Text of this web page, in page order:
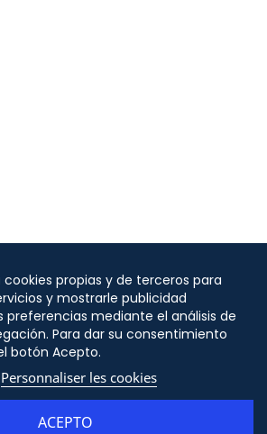
cookies propias y de terceros para
y mostrarle publicidad
preferencias mediante el análisis de
Para dar su consentimiento
botón Acepto.
Personnaliser les cookies
ACEPTO